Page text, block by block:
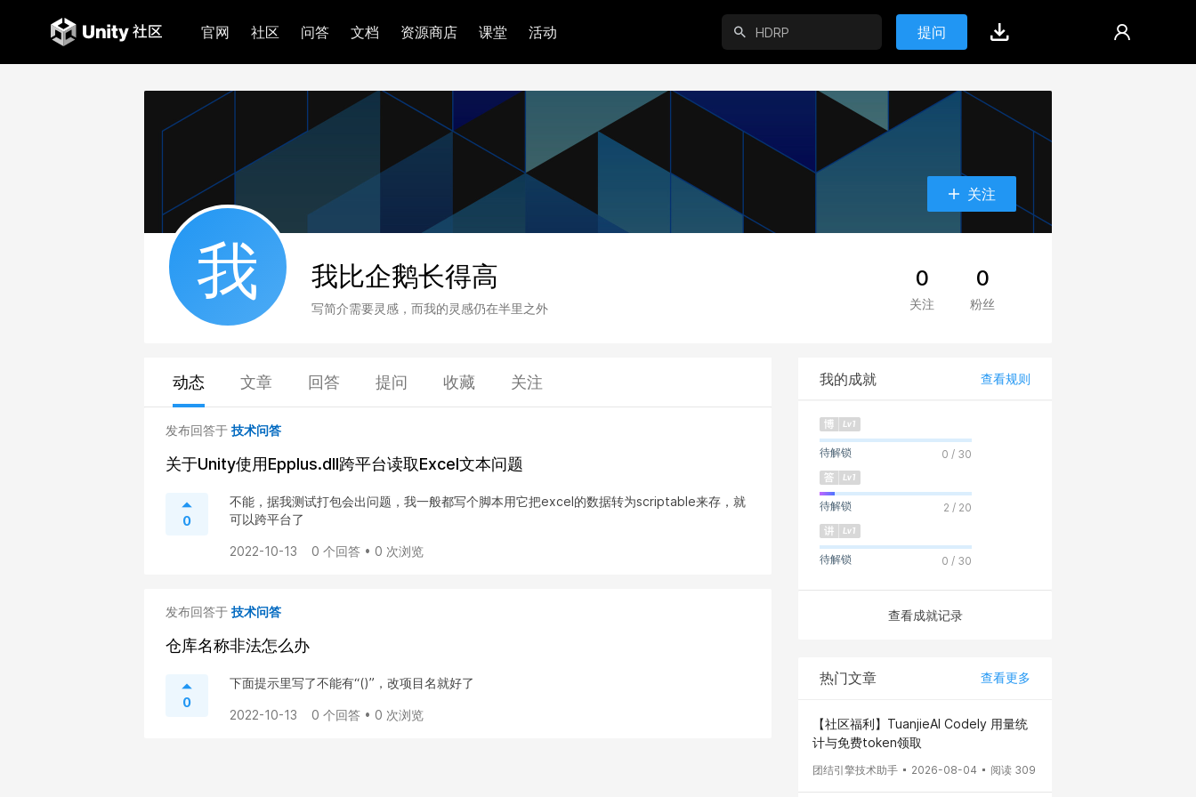
官网 社区 问答 文档 资源商店 课堂 活动 提问
关注
我 我比企鹅长得高
写简介需要灵感，而我的灵感仍在半里之外
0
关注
0
粉丝
动态 文章 回答 提问 收藏 关注
发布回答于 技术问答
关于Unity使用Epplus.dll跨平台读取Excel文本问题
0
不能，据我测试打包会出问题，我一般都写个脚本用它把excel的数据转为scriptable来存，就
可以跨平台了
2022-10-13 0 个回答 • 0 次浏览
发布回答于 技术问答
仓库名称非法怎么办
0
下面提示里写了不能有“()”，改项目名就好了
2022-10-13 0 个回答 • 0 次浏览
我的成就 查看规则
待解锁 0 / 30
待解锁 2 / 20
待解锁 0 / 30
查看成就记录
热门文章 查看更多
【社区福利】TuanjieAI Codely 用量统
计与免费token领取
团结引擎技术助手 2026-08-04 阅读 309